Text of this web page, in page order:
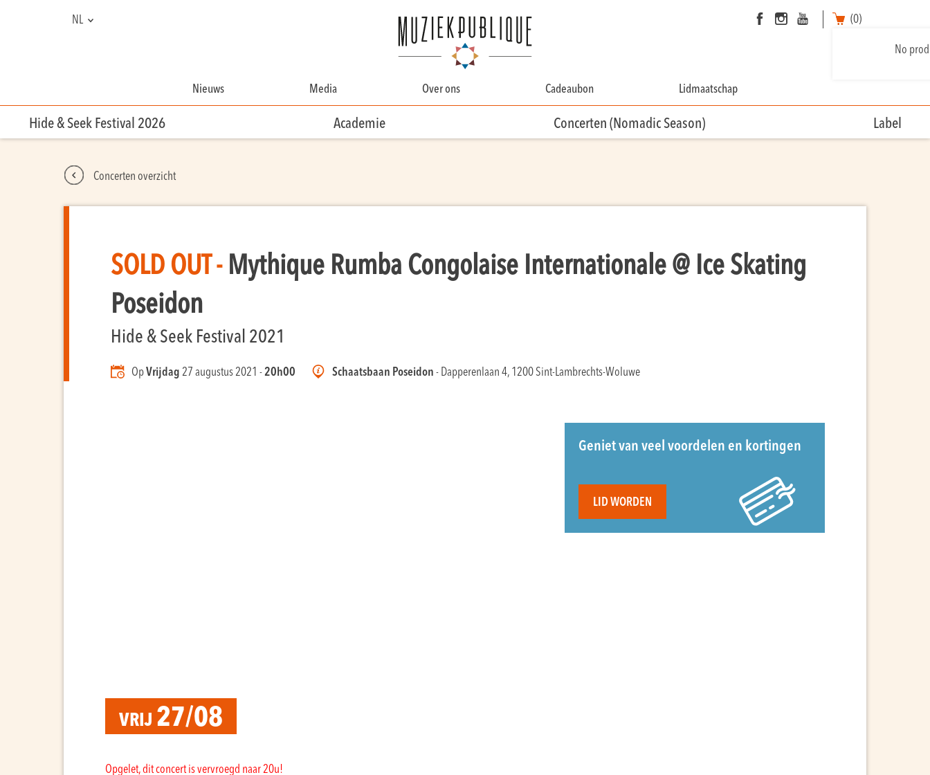
NL
(0)
No
Nieuws Media Over ons
Contact
Cadeaubon Lidmaatschap
Hide & Seek Festival 2026 Academie Concerten (Nomadic Season) Label
Concerten overzicht
SOLD OUT - Mythique Rumba Congolaise Internationale @ Ice Skating
Poseidon
Hide & Seek Festival 2021
OpVrijdag 27 augustus 2021 -20h00 Schaatsbaan Poseidon - Dapperenlaan 4, 1200 Sint-Lambrechts-Woluwe
VRIJ 27/08
Opgelet, dit concert is vervroegd naar 20u!
Geniet van veel voordelen en kortingen
LID WORDEN